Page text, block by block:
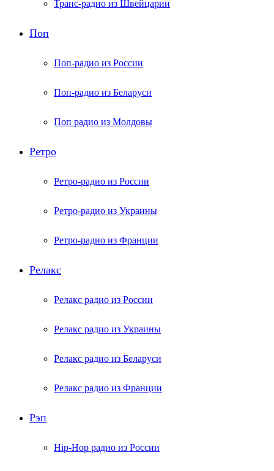
Транс-радио из Швейцарии
Поп
Поп-радио из России
Поп-радио из Беларуси
Поп радио из Молдовы
Ретро
Ретро-радио из России
Ретро-радио из Украины
Ретро-радио из Франции
Релакс
Релакс радио из России
Релакс радио из Украины
Релакс радио из Беларуси
Релакс радио из Франции
Рэп
Hip-Hop радио из России